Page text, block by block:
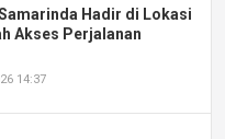
Hadir di Lokasi
Akses Perjalanan
14:37